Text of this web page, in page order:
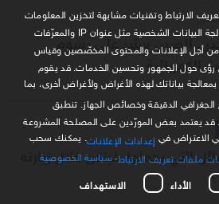
الصين سترد على رسوم
الكهربائية
التي يحملها بلينكن خلال زيارته
الارتباط وتقنيات مشابهة لتخزين المعلومات
على جهازك والوصول إليها ومعالجة البيانات الشخصية مثل عنوان IP والمعرّفات
من أجل الإعلانات والمحتوى المخصّصين وقياس
رؤى حول الجمهور وتحسين الخدمات. قد يقوم
بياناتك لهذه الأغراض ولأغراض أخرى، بما
الدقيقة وخصائص الجهاز. تنطبق
قد يعتمد بعض المورّدين على المصلحة المشروعة
الاعتراض في إعدادات الإعلانات . يمكنك سحب
ملفات تعريف الارتباط سياسة الخصوصية
الأداء الاستهداف